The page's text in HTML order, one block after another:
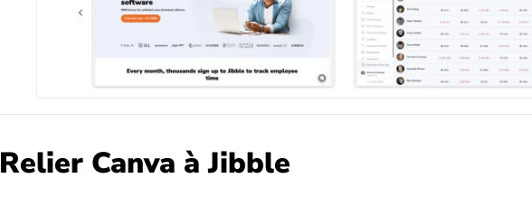
Relier Canva à Jibble